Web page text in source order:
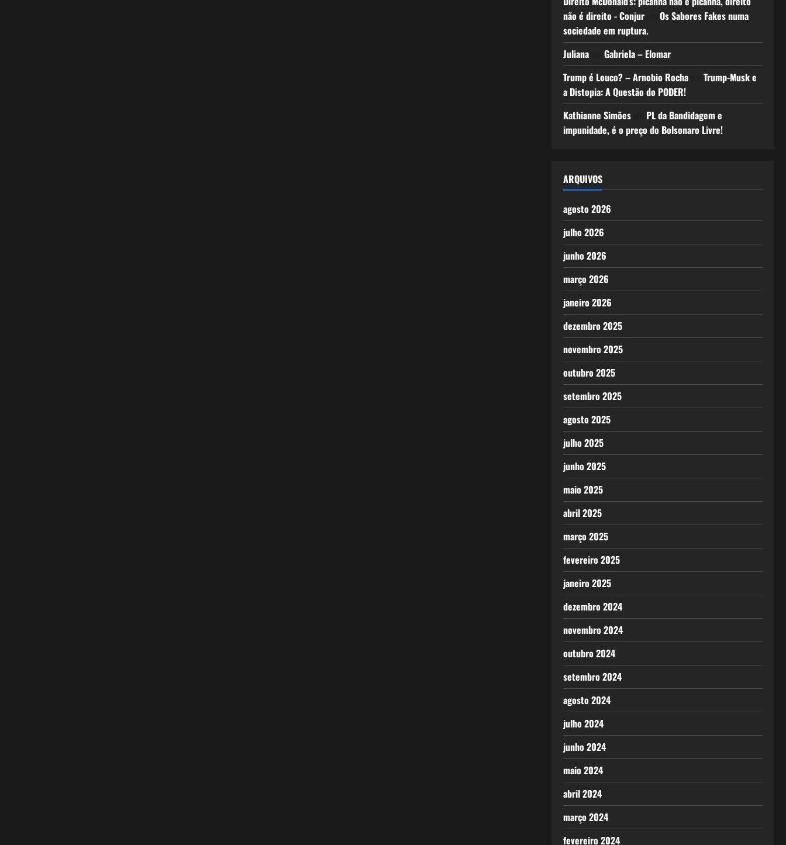
não é direito - Conjurem Os Sabores Fakes numa
sociedade em ruptura.
Julianaem Gabriela – Elomar
Trump é Louco? – Arnobio Rochaem Trump-Musk e
a Distopia: A Questão do PODER!
Kathianne Simõesem PL da Bandidagem e
impunidade, é o preço do Bolsonaro Livre!
ARQUIVOS
agosto 2026
julho 2026
junho 2026
março 2026
janeiro 2026
dezembro 2025
novembro 2025
outubro 2025
setembro 2025
agosto 2025
julho 2025
junho 2025
maio 2025
abril 2025
março 2025
fevereiro 2025
janeiro 2025
dezembro 2024
novembro 2024
outubro 2024
setembro 2024
agosto 2024
julho 2024
junho 2024
maio 2024
abril 2024
março 2024
fevereiro 2024